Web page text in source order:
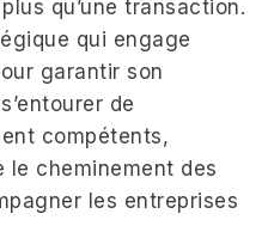
qu’une transaction.
qui engage
garantir son
de
compétents,
le cheminement des
les entreprises